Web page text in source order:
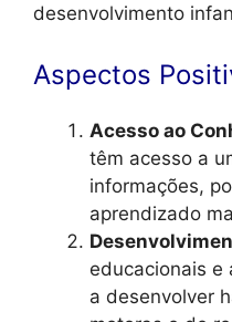
desenvolvimento
Aspectos
Acesso ao
têm acesso a
informações,
aprendizado
educacionais e
a desenvolver